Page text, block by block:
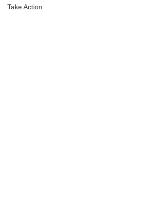
Take Action